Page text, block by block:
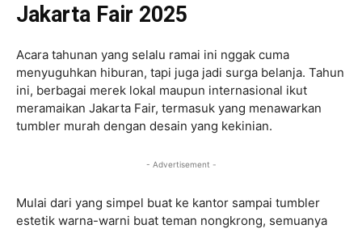
Jakarta Fair 2025
Acara tahunan yang selalu ramai ini nggak cuma
menyuguhkan hiburan, tapi juga jadi surga belanja. Tahun
ini, berbagai merek lokal maupun internasional ikut
meramaikan Jakarta Fair, termasuk yang menawarkan
tumbler murah dengan desain yang kekinian.
- Advertisement -
Mulai dari yang simpel buat ke kantor sampai tumbler
estetik warna-warni buat teman nongkrong, semuanya